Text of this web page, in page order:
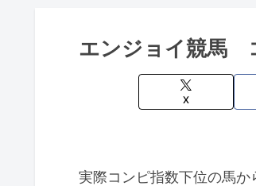
エンジョイ競馬
X
実際コンピ指数下位の馬